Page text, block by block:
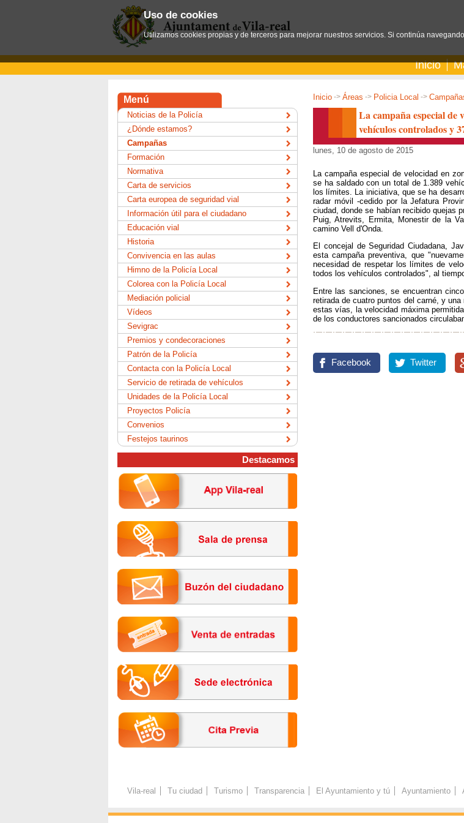
Inicio
Inicio -> Áreas -> Policia Local ->
La campaña especial de
vehículos controlados y
lunes, 10 de agosto de 2015
La campaña especial de velocidad en
se ha saldado con un total de 1.389
los límites. La iniciativa, que se ha
radar móvil -cedido por la Jefatura
ciudad, donde se habían recibido quejas
Puig, Atrevits, Ermita, Monestir de la
camino Vell d'Onda.
El concejal de Seguridad Ciudadana,
esta campaña preventiva, que
necesidad de respetar los límites de
todos los vehículos controlados", al
Entre las sanciones, se encuentran
retirada de cuatro puntos del carné, y
estas vías, la velocidad máxima
de los conductores sancionados
Facebook Twitter
Menú
Noticias de la Policía
¿Dónde estamos?
Campañas
Formación
Normativa
Carta de servicios
Carta europea de seguridad vial
Información útil para el ciudadano
Educación vial
Historia
Convivencia en las aulas
Himno de la Policía Local
Colorea con la Policía Local
Mediación policial
Vídeos
Sevigrac
Premios y condecoraciones
Patrón de la Policía
Contacta con la Policía Local
Servicio de retirada de vehículos
Unidades de la Policía Local
Proyectos Policía
Convenios
Festejos taurinos
Destacamos
Vila-real Tu ciudad Turismo Transparencia El Ayuntamiento y tú Ayuntamiento
Uso de cookies
Utilizamos cookies propias y de terceros para mejorar nuestros servicios. Si continúa